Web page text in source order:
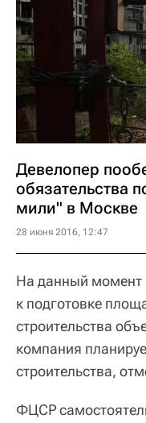
Девелопер
обязательства
мили" в Москве
28 июня 2016, 12:47
На данный момент
к подготовке
строительства
компания
строительства,
ФЦСР